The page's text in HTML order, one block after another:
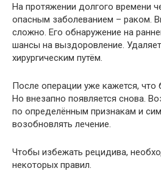
На протяжении долгого времени
опасным заболеванием – раком.
сложно. Его обнаружение на
шансы на выздоровление.
хирургическим путём.
После операции уже кажется, что
Но внезапно появляется снова.
по определённым признакам и
возобновлять лечение.
Чтобы избежать рецидива,
некоторых правил.